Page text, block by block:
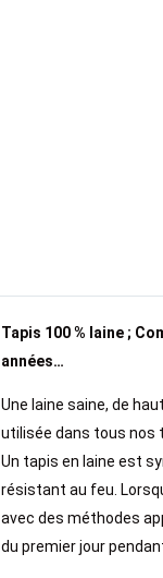
Tapis 100 % laine ;
années…
Une laine saine, de
utilisée dans tous nos
Un tapis en laine est
résistant au feu.
avec des méthodes
du premier jour